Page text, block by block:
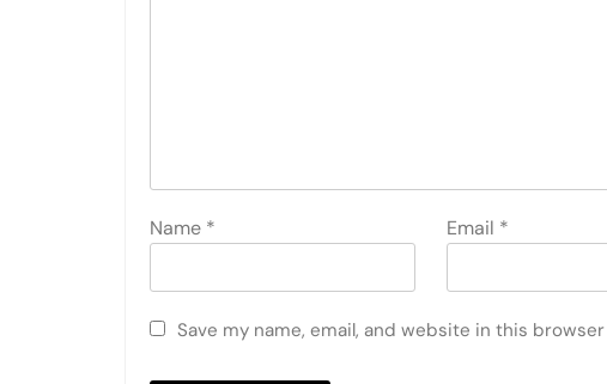
Name * Email *
Save my name, email, and website in this